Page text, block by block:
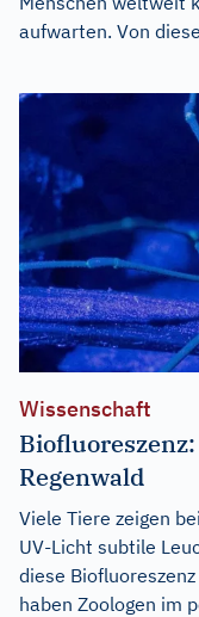
aufwarten. Von
Wissenschaft
Regenwald
Viele Tiere zeigen
UV-Licht subtile
diese
haben Zoologen im